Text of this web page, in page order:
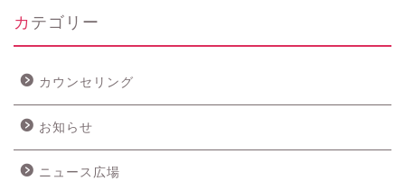
カテゴリー
カウンセリング
お知らせ
ニュース広場